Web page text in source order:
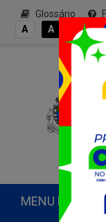
Glossário
A
A A
MENU